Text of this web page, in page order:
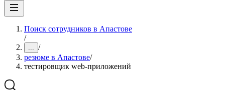
Поиск сотрудников в Апастове
/
... /
резюме в Апастове/
тестировщик web-приложений